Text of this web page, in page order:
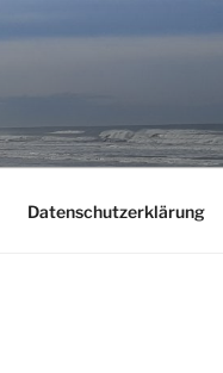
Datenschutzerklärung